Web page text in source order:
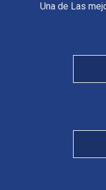
Una de Las